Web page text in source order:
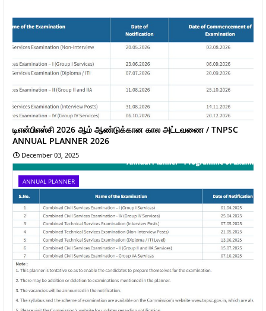
டிஎன்பிஎஸ்சி 2026 ஆம் ஆண்டுக்கான கால அட்டவணை / TNPSC
ANNUAL PLANNER 2026
December 03, 2025
ANNUAL PLANNER